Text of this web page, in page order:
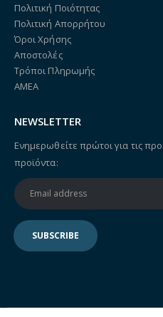
Πολιτική Ποιότητας
Πολιτική Απορρήτου
Όροι Χρήσης
Αποστολές
Τρόποι Πληρωμής
ΑΜΕΑ
NEWSLETTER
Ενημερωθείτε πρώτοι για τις
προϊόντα: